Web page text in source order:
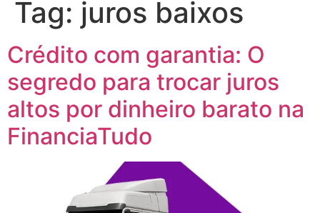
Tag: juros baixos
Crédito com garantia: O
segredo para trocar juros
altos por dinheiro barato na
FinanciaTudo